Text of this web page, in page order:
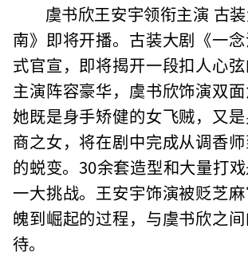
虞书欣王安宇领衔主演 古
南》即将开播。古装大剧《一
式官宣，即将揭开一段扣人心弦
主演阵容豪华，虞书欣饰演双面
她既是身手矫健的女飞贼，又
商之女，将在剧中完成从调香
的蜕变。30余套造型和大量打
一大挑战。王安宇饰演被贬芝
魄到崛起的过程，与虞书欣之
待。